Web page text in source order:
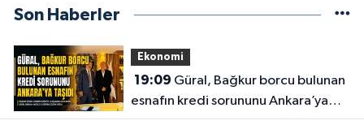
Son Haberler
Ekonomi
19:09
esnafın kredi sorununu Ankara’ya
taşıdı